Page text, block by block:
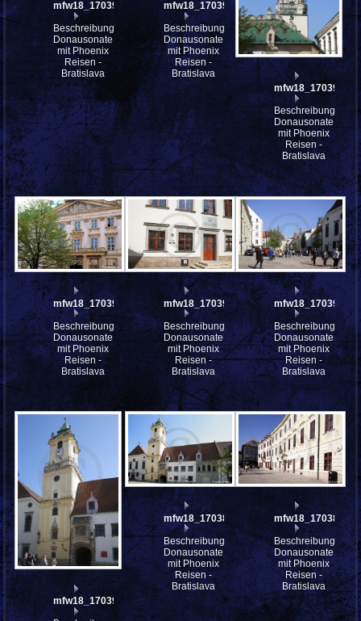
mfw18_170397
Beschreibung:
Donausonate
mit Phoenix
Reisen -
Bratislava
mfw18_170396
Beschreibung:
Donausonate
mit Phoenix
Reisen -
Bratislava
mfw18_170395
Beschreibung:
Donausonate
mit Phoenix
Reisen -
Bratislava
mfw18_170394
Beschreibung:
Donausonate
mit Phoenix
Reisen -
Bratislava
mfw18_170393
Beschreibung:
Donausonate
mit Phoenix
Reisen -
Bratislava
mfw18_170391
Beschreibung:
Donausonate
mit Phoenix
Reisen -
Bratislava
mfw18_170390
mfw18_170387
Beschreibung:
Donausonate
mit Phoenix
Reisen -
Bratislava
mfw18_170386
Beschreibung:
Donausonate
mit Phoenix
Reisen -
Bratislava